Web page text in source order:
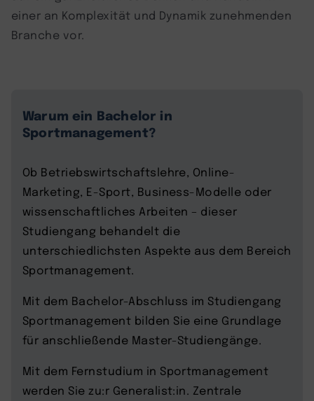
einer an Komplexität und Dynamik zunehmenden
Branche vor.
Warum ein Bachelor in
Sportmanagement?
Ob Betriebswirtschaftslehre, Online-
Marketing, E-Sport, Business-Modelle oder
wissenschaftliches Arbeiten – dieser
Studiengang behandelt die
unterschiedlichsten Aspekte aus dem Bereich
Sportmanagement.
Mit dem Bachelor-Abschluss im Studiengang
Sportmanagement bilden Sie eine Grundlage
für anschließende Master-Studiengänge.
Mit dem Fernstudium in Sportmanagement
werden Sie zu:r Generalist:in. Zentrale